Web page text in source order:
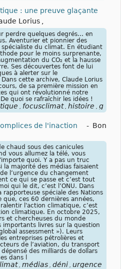
: une preuve glaçante
Lorius ,
perdre quelques degrés… en
Aventurier et pionnier des
du climat. En étudiant
pour le moins surprenante,
du CO₂ et la hausse
Ses découvertes font de lui
à alerter sur le
cette archive, Claude Lorius
de sa première mission en
qui ont révolutionné notre
quoi se rafraîchir les idées !
, focusclimat , histoire , glace
de l'inaction - Bon
chaud sous des canicules
vous allumez la télé, vous
quoi. Y a pas un truc
la majorité des médias faisaient
l’urgence du changement
ce qui se passe et c’est tout
qui le dit, c’est l’ONU. Dans
spéciale des Nations
que, ces 60 dernières années,
l'action climatique, c’est
climatique. En octobre 2025,
et chercheuses du monde
livres sur la question
assessment »). Leurs
entreprises pétrolières et
de l’aviation, du transport
des milliards de dollars
dans l
médias déni urgence